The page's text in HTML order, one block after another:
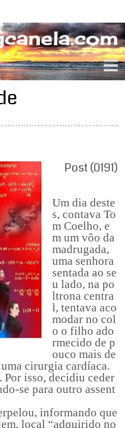
Post (0191)
Um dia deste
s, contava To
m Coelho, e
m um vôo da
madrugada,
uma senhora
sentada ao se
u lado, na po
ltrona centra
l, tentava aco
modar no col
o o filho ado
rmecido de p
ouco mais de
cirurgia cardíaca.
Por isso, decidiu ceder
se para outro assent
informando que
local “adquirido no